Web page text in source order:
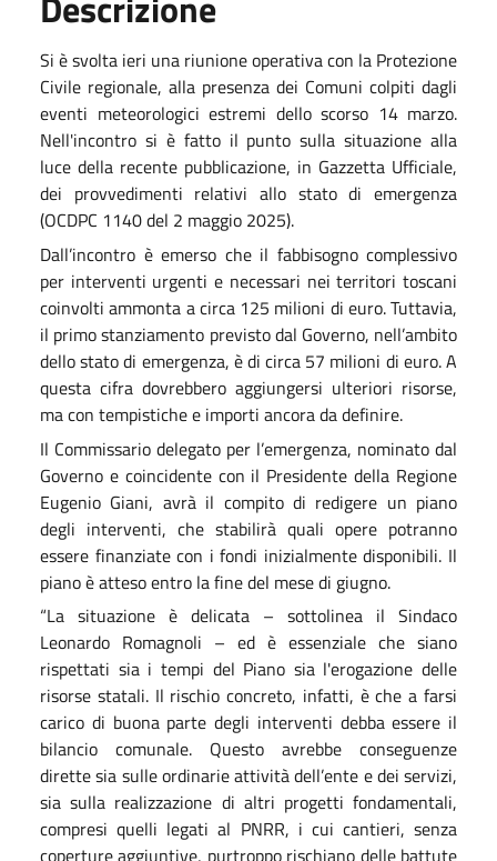
Si è svolta ieri una riunione operativa con la Protezione
Civile regionale, alla presenza dei Comuni colpiti dagli
eventi meteorologici estremi dello scorso 14 marzo.
Nell'incontro si è fatto il punto sulla situazione alla
luce della recente pubblicazione, in Gazzetta Ufficiale,
dei provvedimenti relativi allo stato di emergenza
(OCDPC 1140 del 2 maggio 2025).
Dall’incontro è emerso che il fabbisogno complessivo
per interventi urgenti e necessari nei territori toscani
coinvolti ammonta a circa 125 milioni di euro. Tuttavia,
il primo stanziamento previsto dal Governo, nell’ambito
dello stato di emergenza, è di circa 57 milioni di euro. A
questa cifra dovrebbero aggiungersi ulteriori risorse,
ma con tempistiche e importi ancora da definire.
Il Commissario delegato per l’emergenza, nominato dal
Governo e coincidente con il Presidente della Regione
Eugenio Giani, avrà il compito di redigere un piano
degli interventi, che stabilirà quali opere potranno
essere finanziate con i fondi inizialmente disponibili. Il
piano è atteso entro la fine del mese di giugno.
“La situazione è delicata – sottolinea il Sindaco
Leonardo Romagnoli – ed è essenziale che siano
rispettati sia i tempi del Piano sia l'erogazione delle
risorse statali. Il rischio concreto, infatti, è che a farsi
carico di buona parte degli interventi debba essere il
bilancio comunale. Questo avrebbe conseguenze
dirette sia sulle ordinarie attività dell’ente e dei servizi,
sia sulla realizzazione di altri progetti fondamentali,
compresi quelli legati al PNRR, i cui cantieri, senza